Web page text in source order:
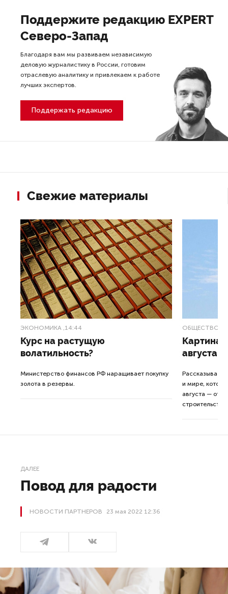
Поддержите редакцию EXPERT
Северо-Запад
Благодаря вам мы развиваем независимую
деловую журналистику в России, готовим
отраслевую аналитику и привлекаем к работе
лучших экспертов.
Поддержать редакцию
Свежие материалы
ЭКОНОМИКА ,14:44
Курс на растущую
волатильность?
Министерство финансов РФ наращивает покупку
золота в резервы.
ОБЩЕСТВО
Картина
августа
Рассказываем
и мире,
августа — от
ДАЛЕЕ
Повод для радости
НОВОСТИ ПАРТНЕРОВ 23 мая 2022 12:36